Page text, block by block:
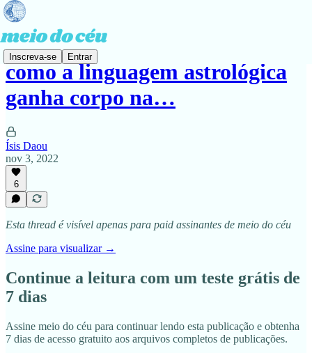
Inscreva-se Entrar
como a linguagem astrológica
ganha corpo na…
Ísis Daou
nov 3, 2022
6
Esta thread é visível apenas para paid assinantes de meio do céu
Assine para visualizar →
Continue a leitura com um teste grátis de
7 dias
Assine meio do céu para continuar lendo esta publicação e obtenha
7 dias de acesso gratuito aos arquivos completos de publicações.